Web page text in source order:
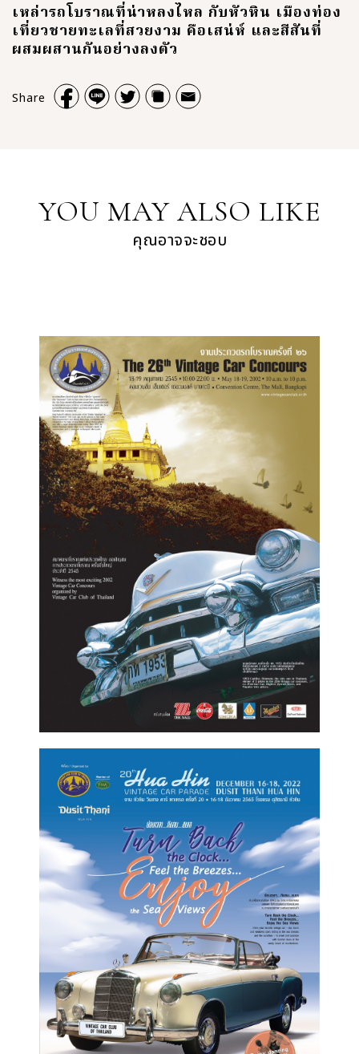
เหล่ารถโบราณที่น่าหลงไหล กับหัวหิน เมืองท่อง
เที่ยวชายทะเลที่สวยงาม คือเสน่ห์ และสีสันที่
ผสมผสานกันอย่างลงตัว
Share
YOU MAY ALSO LIKE
คุณอาจจะชอบ